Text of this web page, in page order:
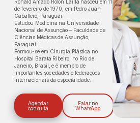
Ronald Amado Rolón Lailla nasceu em 11
de fevereiro de 1970, em Pedro Juan
Caballero, Paraguai.
Estudou Medicina na Universidade
Nacional de Assunção – Faculdade de
Ciências Médicas de Assunção,
Paraguai.
Formou-se em Cirurgia Plástica no
Hospital Barata Ribeiro, no Rio de
Janeiro, Brasil, e é membro de
importantes sociedades e federações
internacionais da especialidade.
Agendar
consulta
Falar no
WhatsApp